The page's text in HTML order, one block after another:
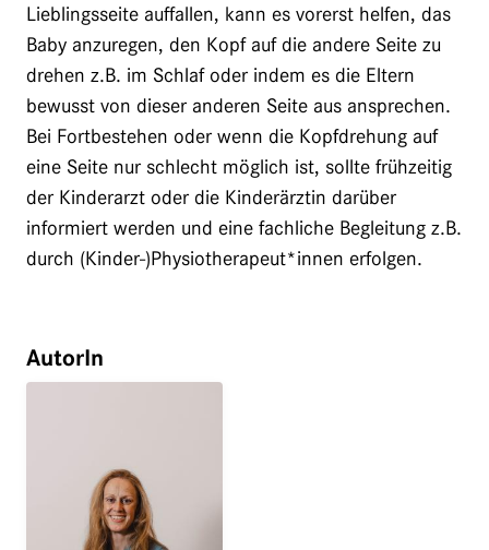
Lieblingsseite auffallen, kann es vorerst helfen, das
Baby anzuregen, den Kopf auf die andere Seite zu
drehen z.B. im Schlaf oder indem es die Eltern
bewusst von dieser anderen Seite aus ansprechen.
Bei Fortbestehen oder wenn die Kopfdrehung auf
eine Seite nur schlecht möglich ist, sollte frühzeitig
der Kinderarzt oder die Kinderärztin darüber
informiert werden und eine fachliche Begleitung z.B.
durch (Kinder-)Physiotherapeut*innen erfolgen.
AutorIn